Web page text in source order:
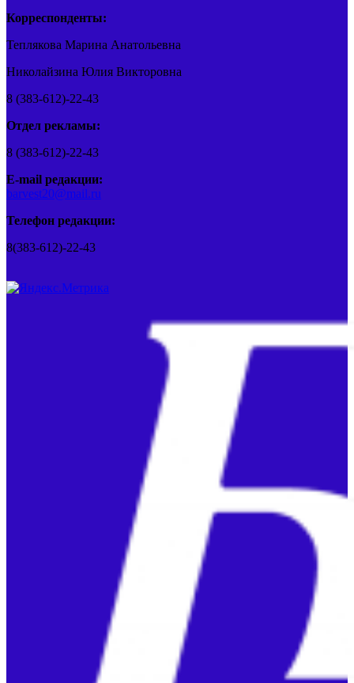
Корреспонденты:
Теплякова Марина Анатольевна
Николайзина Юлия Викторовна
8 (383-612)-22-43
Отдел рекламы:
8 (383-612)-22-43
E-mail редакции:
barvest20@mail.ru
Телефон редакции:
8(383-612)-22-43